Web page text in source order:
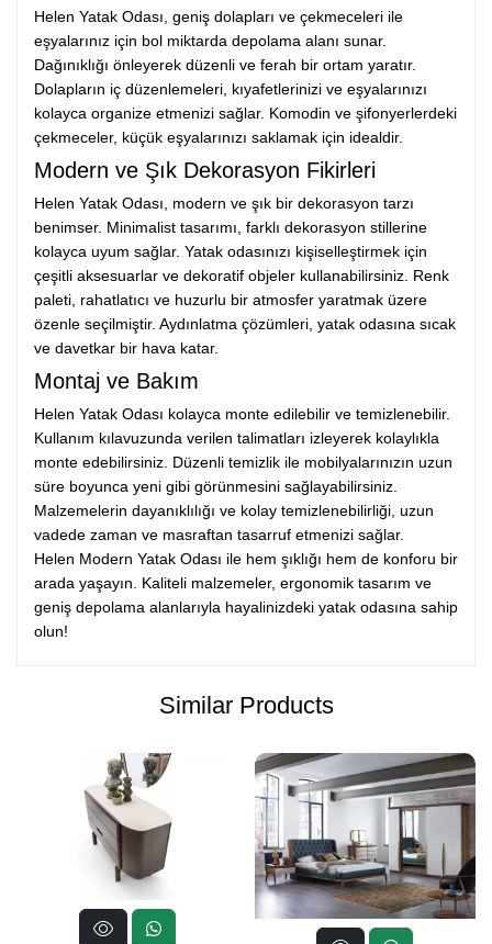
Helen Yatak Odası, geniş dolapları ve çekmeceleri ile
eşyalarınız için bol miktarda depolama alanı sunar.
Dağınıklığı önleyerek düzenli ve ferah bir ortam yaratır.
Dolapların iç düzenlemeleri, kıyafetlerinizi ve eşyalarınızı
kolayca organize etmenizi sağlar. Komodin ve şifonyerlerdeki
çekmeceler, küçük eşyalarınızı saklamak için idealdir.
Modern ve Şık Dekorasyon Fikirleri
Helen Yatak Odası, modern ve şık bir dekorasyon tarzı
benimser. Minimalist tasarımı, farklı dekorasyon stillerine
kolayca uyum sağlar. Yatak odasınızı kişiselleştirmek için
çeşitli aksesuarlar ve dekoratif objeler kullanabilirsiniz. Renk
paleti, rahatlatıcı ve huzurlu bir atmosfer yaratmak üzere
özenle seçilmiştir. Aydınlatma çözümleri, yatak odasına sıcak
ve davetkar bir hava katar.
Montaj ve Bakım
Helen Yatak Odası kolayca monte edilebilir ve temizlenebilir.
Kullanım kılavuzunda verilen talimatları izleyerek kolaylıkla
monte edebilirsiniz. Düzenli temizlik ile mobilyalarınızın uzun
süre boyunca yeni gibi görünmesini sağlayabilirsiniz.
Malzemelerin dayanıklılığı ve kolay temizlenebilirliği, uzun
vadede zaman ve masraftan tasarruf etmenizi sağlar.
Helen Modern Yatak Odası ile hem şıklığı hem de konforu bir
arada yaşayın. Kaliteli malzemeler, ergonomik tasarım ve
geniş depolama alanlarıyla hayalinizdeki yatak odasına sahip
olun!
Similar Products